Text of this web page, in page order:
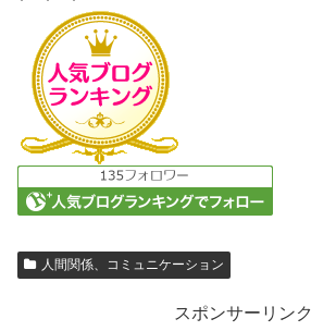
人間関係、コミュニケーション
スポンサーリンク